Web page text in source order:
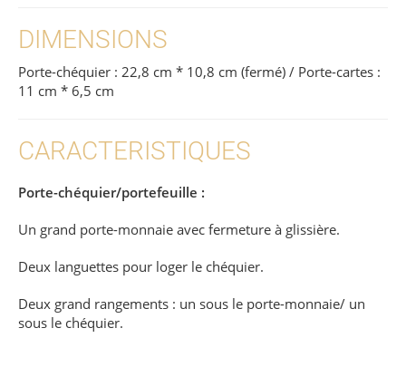
DIMENSIONS
Porte-chéquier : 22,8 cm * 10,8 cm (fermé) / Porte-cartes :
11 cm * 6,5 cm
CARACTERISTIQUES
Porte-chéquier/portefeuille :
Un grand porte-monnaie avec fermeture à glissière.
Deux languettes pour loger le chéquier.
Deux grand rangements : un sous le porte-monnaie/ un
sous le chéquier.